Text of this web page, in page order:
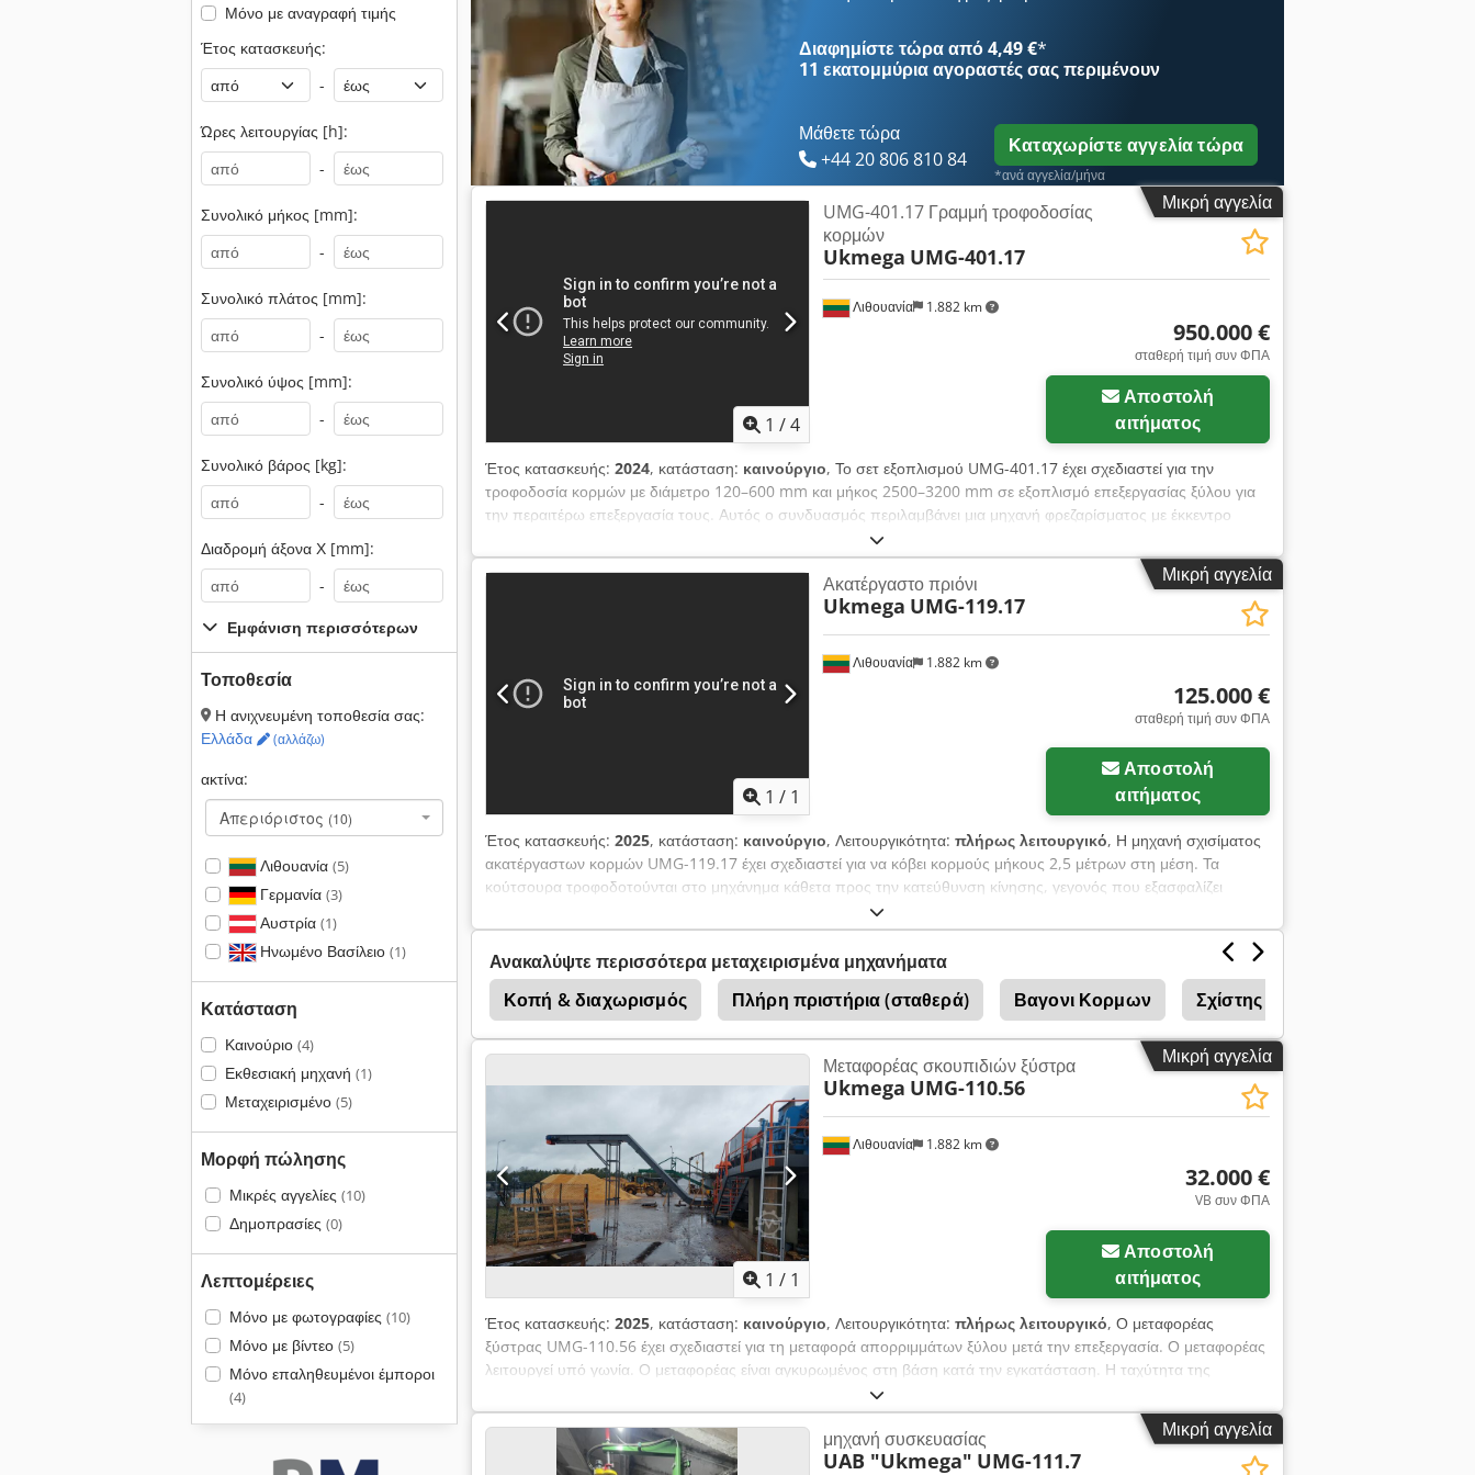
Μόνο με αναγραφή τιμής
Έτος κατασκευής:
-
Ώρες λειτουργίας [h]:
-
Συνολικό μήκος [mm]:
-
Συνολικό πλάτος [mm]:
-
Συνολικό ύψος [mm]:
-
Συνολικό βάρος [kg]:
-
Διαδρομή άξονα Χ [mm]:
-
Εμφάνιση περισσότερων
Τοποθεσία
Η ανιχνευμένη τοποθεσία σας:
Ελλάδα
(αλλάζω)
ακτίνα:
Απεριόριστος (10)
Λιθουανία (5)
Γερμανία (3)
Αυστρία (1)
Ηνωμένο Βασίλειο (1)
Κατάσταση
Καινούριο (4)
Εκθεσιακή μηχανή (1)
Μεταχειρισμένο (5)
Μορφή πώλησης
Μικρές αγγελίες (10)
Δημοπρασίες (0)
Λεπτομέρειες
Μόνο με φωτογραφίες (10)
Μόνο με βίντεο (5)
Μόνο επαληθευμένοι έμποροι
(4)
τύμπανο κινείται από έναν ηλεκτροκινητήρα 250 kW, ο οποίος εξασφαλίζει υψηλή απόδοση. Οι υδραυλικά
κινούμενοι κύλινδροι εισαγωγής και ένας μεταφορέας τροφοδοσίας αλυσίδας τροφοδοτούν ομοιόμορφα και
στηρίζουν τους κορμούς κατά τη διάρκεια της φρεζαρίσματος. Το μηχάνημα αλέθει τους κορμούς σε τεχνολογικό
πριονίδι, το οποίο διοχετεύεται μέσω του ανοίγματος της εξάτμισης και το υπόλοιπο πριονίδι αφαιρείται από κάτω
από το μηχάνημα με έναν ιμάντα μεταφοράς. Ρυθμιζόμενη ταχύτητα τροφοδοσίας 1,35 m/min ÷ 4,3 m/min
Dkodou Nh S Eepfx Ahyor
Διαφημίστε τώρα από 4,49 €*
11 εκατομμύρια αγοραστέςσας περιμένουν
Μάθετε τώρα
+44 20 806 810 84
Καταχωρίστε αγγελία τώρα
*ανά αγγελία/μήνα
Μικρή αγγελία
1 /4
Λιθουανία 1.882 km
UMG-401.17 Γραμμή τροφοδοσίας
κορμών
Ukmega UMG-401.17
950.000 €
σταθερή τιμή συν ΦΠΑ
Αποστολή
αιτήματος
Έτος κατασκευής: 2024, κατάσταση: καινούργιο, Το σετ εξοπλισμού UMG-401.17 έχει σχεδιαστεί για την
τροφοδοσία κορμών με διάμετρο 120–600 mm και μήκος 2500–3200 mm σε εξοπλισμό επεξεργασίας ξύλου για
την περαιτέρω επεξεργασία τους. Αυτός ο συνδυασμός περιλαμβάνει μια μηχανή φρεζαρίσματος με έκκεντρο
Bruks BR1450 και έναν αποχρωματιστή Valan kone VK100 (προσαρμοσμένο σε ξύλο σημύδας), καθώς και έναν
τεμαχιστή φλοιού Vecoplan VAZ2000. Ασφαλείς πλατφόρμες και σκάλες γύρω από ολόκληρο το συγκρότημα
εξοπλισμού εξασφαλίζουν εύκολη πρόσβαση κατά τη συντήρηση του μηχανήματος. Στο Valankone, το σκαθάρι
του φλοιού προστατεύεται από τις περιβαλλοντικές επιρροές από ένα μεταλλικό σκελετό. Η απόδοση της
γραμμής πριν από τον αποφλοιωτή είναι 12 τμχ/λεπτό, μετά τον αποφλοιωτή η τροφοδοσία στη γραμμή κοπής
Μικρή αγγελία
Ζητήστε περισσότερες
1 / 1
Λιθουανία 1.882 km
Ακατέργαστο πριόνι
Ukmega UMG-119.17
125.000 €
σταθερή τιμή συν ΦΠΑ
Αποστολή
αιτήματος
Έτος κατασκευής: 2025, κατάσταση: καινούργιο, Λειτουργικότητα: πλήρως λειτουργικό, Η μηχανή σχισίματος
ακατέργαστων κορμών UMG-119.17 έχει σχεδιαστεί για να κόβει κορμούς μήκους 2,5 μέτρων στη μέση. Τα
κούτσουρα τροφοδοτούνται στο μηχάνημα κάθετα προς την κατεύθυνση κίνησης, γεγονός που εξασφαλίζει
υψηλή απόδοση κοπής, 20 κοπές ανά λεπτό. Dksdpfx Aewd Nu Ejhyer
Ανακαλύψτε περισσότερα μεταχειρισμένα μηχανήματα
Κοπή & διαχωρισμός
Πλήρη πριστήρια (σταθερά) Βαγονι Κορμων Σχίστης Κορμών
Unicontrol 10
Μικρή αγγελία
1 / 1
Λιθουανία 1.882 km
Μεταφορέας σκουπιδιών ξύστρα
Ukmega UMG-110.56
32.000 €
VB συν ΦΠΑ
Αποστολή
αιτήματος
Έτος κατασκευής: 2025, κατάσταση: καινούργιο, Λειτουργικότητα: πλήρως λειτουργικό, Ο μεταφορέας
ξύστρας UMG-110.56 έχει σχεδιαστεί για τη μεταφορά απορριμμάτων ξύλου μετά την επεξεργασία. Ο μεταφορέας
λειτουργεί υπό γωνία. Ο μεταφορέας είναι αγκυρωμένος στη βάση κατά την εγκατάσταση. Η ταχύτητα της
αλυσίδας και των ξύστρων μπορεί να ρυθμιστεί με ρυθμιστή ταχύτητας, η ταχύτητα σχεδίασης είναι 15m/min στα
50Hz. Το μήκος και το ύψος μπορούν να ρυθμιστούν ανάλογα με τις ανάγκες σας. Dkedjwdgfuepfx Ahysr
Μικρή αγγελία
μηχανή συσκευασίας
UAB "Ukmega" UMG-111.7